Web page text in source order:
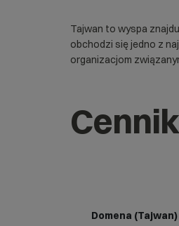
Tajwan to wyspa
obchodzi się jedno z
organizacjom
Domena (Tajwan)